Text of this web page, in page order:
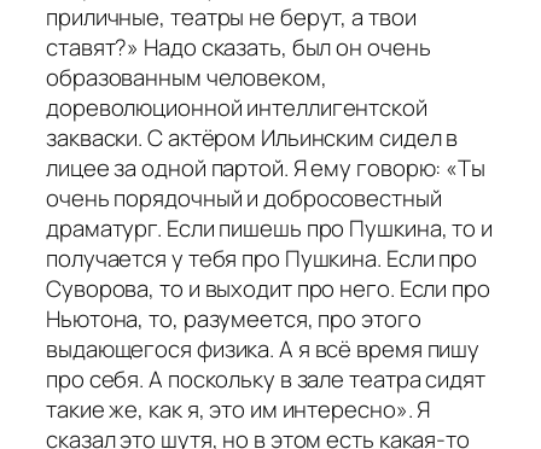
приличные, театры не берут, а твои
ставят?» Надо сказать, был он очень
образованным человеком,
дореволюционной интеллигентской
закваски. С актёром Ильинским сидел в
лицее за одной партой. Я ему говорю: «Ты
очень порядочный и добросовестный
драматург. Если пишешь про Пушкина, то и
получается у тебя про Пушкина. Если про
Суворова, то и выходит про него. Если про
Ньютона, то, разумеется, про этого
выдающегося физика. А я всё время пишу
про себя. А поскольку в зале театра сидят
такие же, как я, это им интересно». Я
сказал это шутя, но в этом есть какая-то